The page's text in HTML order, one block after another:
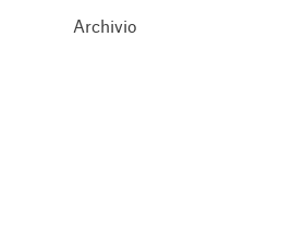
Archivio